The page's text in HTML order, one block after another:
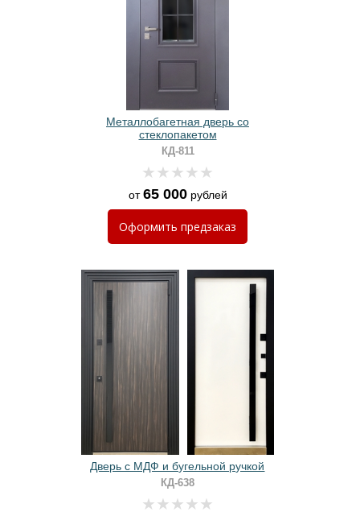
Металлобагетная дверь со
стеклопакетом
КД-811
от65 000рублей
Оформить предзаказ
Дверь с МДФ и бугельной ручкой
КД-638